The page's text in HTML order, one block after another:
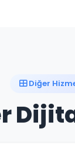
Diğer